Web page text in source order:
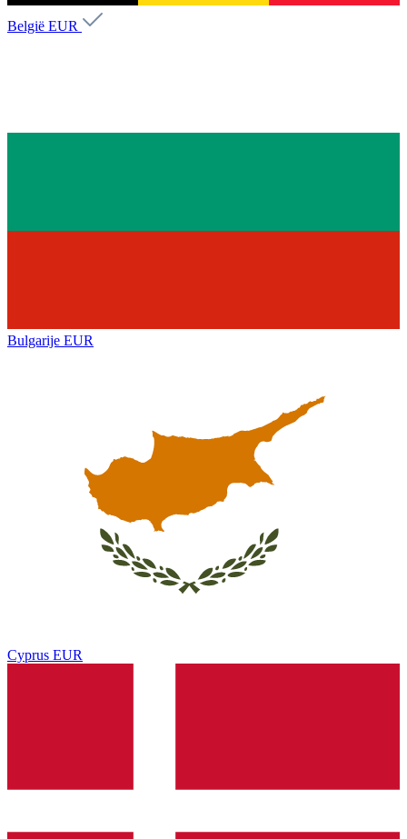
België EUR
Bulgarije EUR
Cyprus EUR